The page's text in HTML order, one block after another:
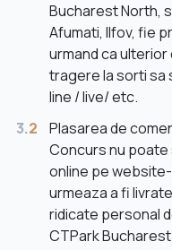
Bucharest North,
Afumati, Ilfov, fie
urmand ca
tragere la sorti sa
line / live/ etc.
3.2
Plasarea de
Concurs nu
online pe
urmeaza a fi
ridicate personal
CTPark Bucharest